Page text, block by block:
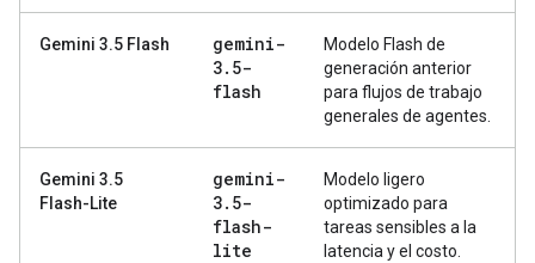
Gemini 3.5 Flash
gemini-
3. 5-
flash
Modelo Flash de
generación anterior
para flujos de trabajo
generales de agentes.
Gemini 3.5
Flash-Lite
gemini-
3. 5-
flash-
lite
Modelo ligero
optimizado para
tareas sensibles a la
latencia y el costo.